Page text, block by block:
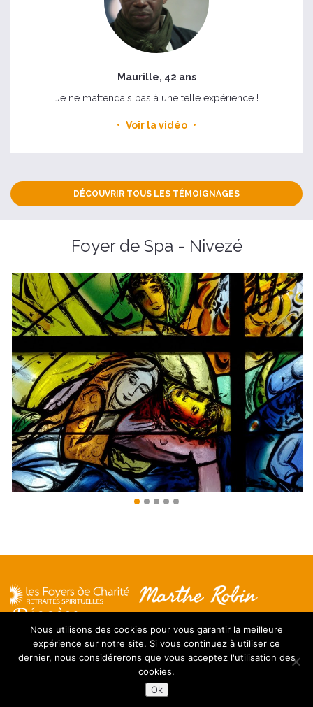
Maurille, 42 ans
Je ne m’attendais pas à une telle expérience !
Voir la vidéo
DÉCOUVRIR TOUS LES TÉMOIGNAGES
Foyer de Spa - Nivezé
Mentions légales
Contact
FAQ
Nous utilisons des cookies pour vous garantir la meilleure
expérience sur notre site. Si vous continuez à utiliser ce
dernier, nous considérerons que vous acceptez l'utilisation des
cookies.
Ok